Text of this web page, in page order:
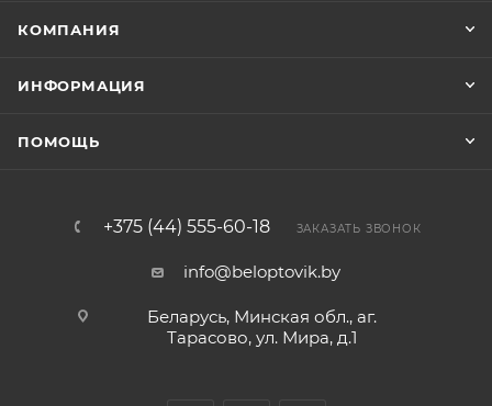
КОМПАНИЯ
ИНФОРМАЦИЯ
ПОМОЩЬ
+375 (44) 555-60-18 ЗАКАЗАТЬ ЗВОНОК
info@beloptovik.by
Беларусь, Минская обл., аг.
Тарасово, ул. Мира, д.1